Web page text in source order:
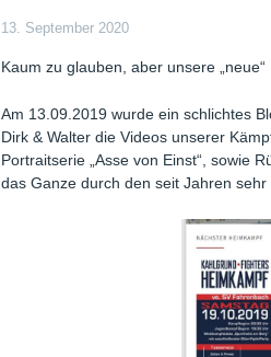
13. September 2020
Kaum zu glauben, aber unsere
Am 13.09.2019 wurde ein schlichtes
Dirk & Walter die Videos unserer
Portraitserie „Asse von Einst“, sowie
das Ganze durch den seit Jahren